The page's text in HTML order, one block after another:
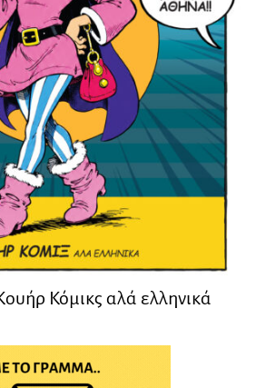
Κόμικς αλά ελληνικά